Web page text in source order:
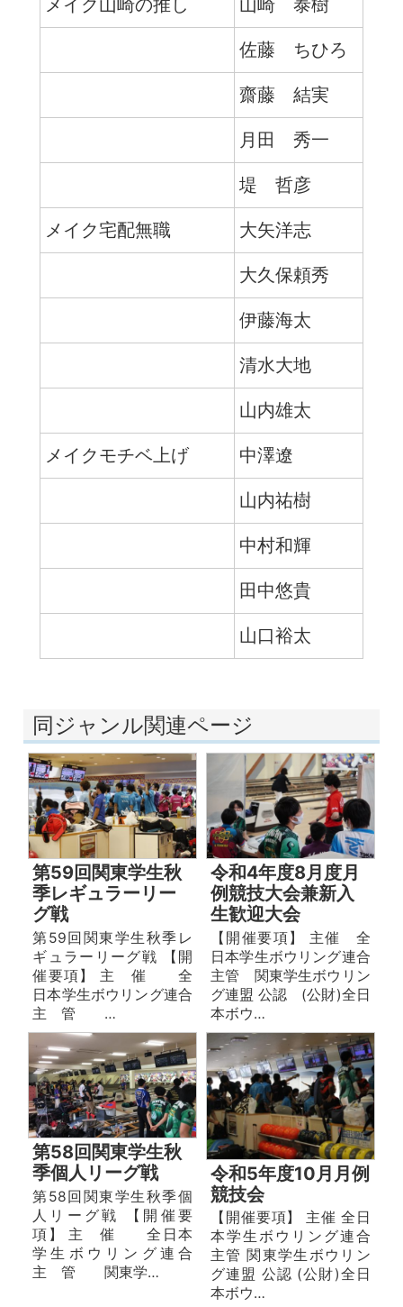
メイク山崎の推し 山崎 泰樹
佐藤 ちひろ
齋藤 結実
月田 秀一
堤 哲彦
メイク宅配無職 大矢洋志
大久保頼秀
伊藤海太
清水大地
山内雄太
メイクモチベ上げ 中澤遼
山内祐樹
中村和輝
田中悠貴
山口裕太
同ジャンル関連ページ
第59回関東学生秋
季レギュラーリー
グ戦
第59回関東学生秋季レ
ギュラーリーグ戦 【開
催要項】 主 催 全
日本学生ボウリング連合
主 管 …
令和4年度8月度月
例競技大会兼新入
生歓迎大会
【開催要項】 主催 全
日本学生ボウリング連合
主管 関東学生ボウリン
グ連盟 公認 (公財)全日
本ボウ…
第58回関東学生秋
季個人リーグ戦
第58回関東学生秋季個
人リーグ戦 【開催要
項】 主 催 全日本
学生ボウリング連合
主 管 関東学…
令和5年度10月月例
競技会
【開催要項】 主催 全日
本学生ボウリング連合
主管 関東学生ボウリン
グ連盟 公認 (公財)全日
本ボウ…